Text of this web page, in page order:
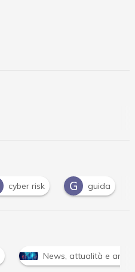
cyber risk G guida
News, attualità e